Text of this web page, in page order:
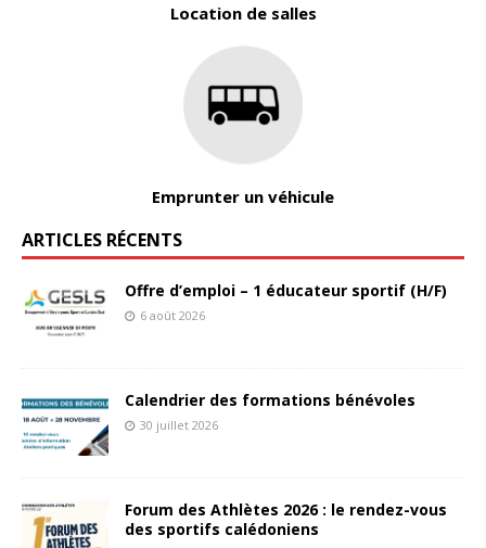
Location de salles
Emprunter un véhicule
ARTICLES RÉCENTS
Offre d’emploi – 1 éducateur sportif (H/F)
6 août 2026
Calendrier des formations bénévoles
30 juillet 2026
Forum des Athlètes 2026 : le rendez-vous
des sportifs calédoniens